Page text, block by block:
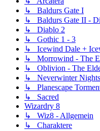
↳ Baldurs Gate I
↳ Baldurs Gate II -
↳ Diablo 2
↳ Gothic 1 - 3
↳ Icewind Dale +
↳ Morrowind - The
↳ Oblivion - The
↳ Neverwinter
↳ Planescape
↳ Sacred
Wizardry 8
↳ Wiz8 - Allgemein
↳ Charaktere